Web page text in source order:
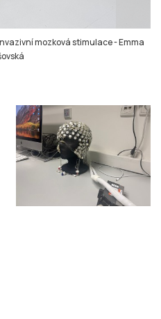
mozková stimulace-Emma